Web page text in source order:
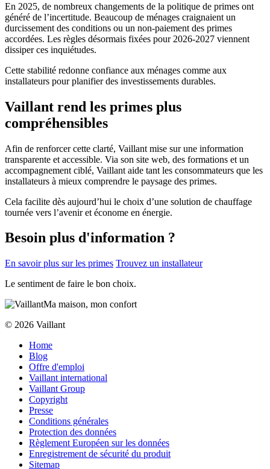
En 2025, de nombreux changements de la politique de primes ont
généré de l’incertitude. Beaucoup de ménages craignaient un
durcissement des conditions ou un non-paiement des primes
accordées. Les règles désormais fixées pour 2026-2027 viennent
dissiper ces inquiétudes.
Cette stabilité redonne confiance aux ménages comme aux
installateurs pour planifier des investissements durables.
Vaillant rend les primes plus
compréhensibles
Afin de renforcer cette clarté, Vaillant mise sur une information
transparente et accessible. Via son site web, des formations et un
accompagnement ciblé, Vaillant aide tant les consommateurs que les
installateurs à mieux comprendre le paysage des primes.
Cela facilite dès aujourd’hui le choix d’une solution de chauffage
tournée vers l’avenir et économe en énergie.
Besoin plus d'information ?
En savoir plus sur les primes Trouvez un installateur
Le sentiment de faire le bon choix.
Ma maison, mon confort
© 2026 Vaillant
Home
Blog
Offre d'emploi
Vaillant international
Vaillant Group
Copyright
Presse
Conditions générales
Protection des données
Règlement Européen sur les données
Enregistrement de sécurité du produit
Sitemap